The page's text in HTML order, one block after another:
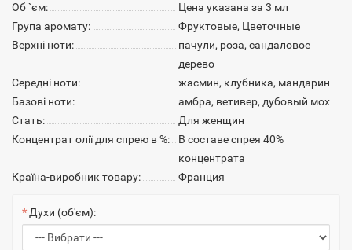
Об `єм:
Цена указана за 3 мл
Група аромату:
Фруктовые, Цветочные
Верхні ноти:
пачули, роза, сандаловое
дерево
Середні ноти:
жасмин, клубника, мандарин
Базові ноти:
амбра, ветивер, дубовый мох
Стать:
Для женщин
Концентрат олії для спрею в %:
В составе спрея 40%
концентрата
Країна-виробник товару:
Франция
Духи (об'єм):